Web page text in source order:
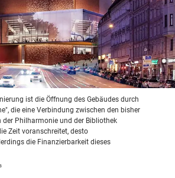
ist die Öffnung des Gebäudes durch
die eine Verbindung zwischen den bisher
der Philharmonie und der Bibliothek
Zeit voranschreitet, desto
die Finanzierbarkeit dieses